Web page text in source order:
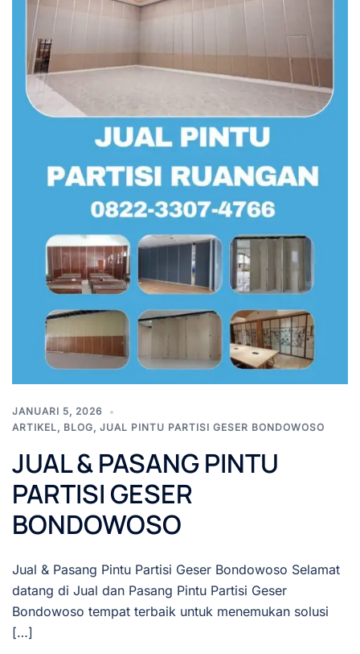
JANUARI 5, 2026
ARTIKEL, BLOG, JUAL PINTU PARTISI GESER BONDOWOSO
JUAL & PASANG PINTU
PARTISI GESER
BONDOWOSO
Jual & Pasang Pintu Partisi Geser Bondowoso Selamat
datang di Jual dan Pasang Pintu Partisi Geser
Bondowoso tempat terbaik untuk menemukan solusi
[…]